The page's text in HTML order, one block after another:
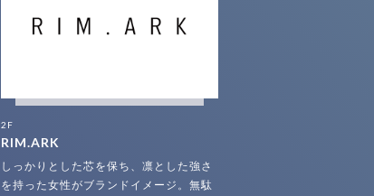
2F
RIM.ARK
しっかりとした芯を保ち、凛とした強さ
を持った女性がブランドイメージ。無駄